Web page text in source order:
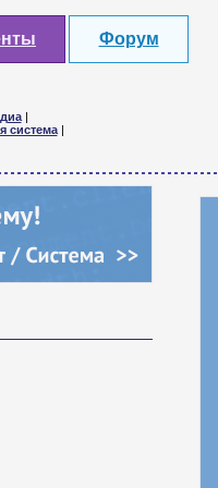
Форум
|
система|